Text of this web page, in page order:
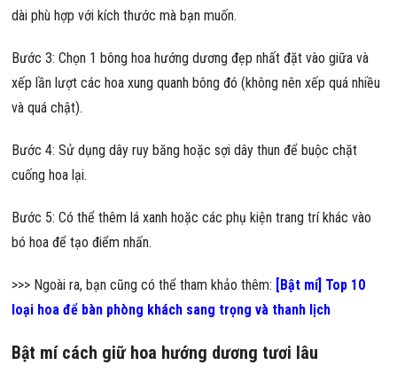
dài phù hợp với kích thước mà bạn muốn.
Bước 3: Chọn 1 bông hoa hướng dương đẹp nhất đặt vào giữa và
xếp lần lượt các hoa xung quanh bông đó (không nên xếp quá nhiều
và quá chật).
Bước 4: Sử dụng dây ruy băng hoặc sợi dây thun để buộc chặt
cuống hoa lại.
Bước 5: Có thể thêm lá xanh hoặc các phụ kiện trang trí khác vào
bó hoa để tạo điểm nhấn.
>>> Ngoài ra, bạn cũng có thể tham khảo thêm: [Bật mí] Top 10
loại hoa để bàn phòng khách sang trọng và thanh lịch
Bật mí cách giữ hoa hướng dương tươi lâu